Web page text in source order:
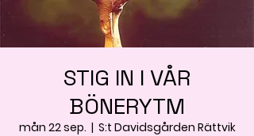
STIG IN I VÅR
BÖNERYTM
mån 22 sep.
  |
S:t Davidsgården Rättvik